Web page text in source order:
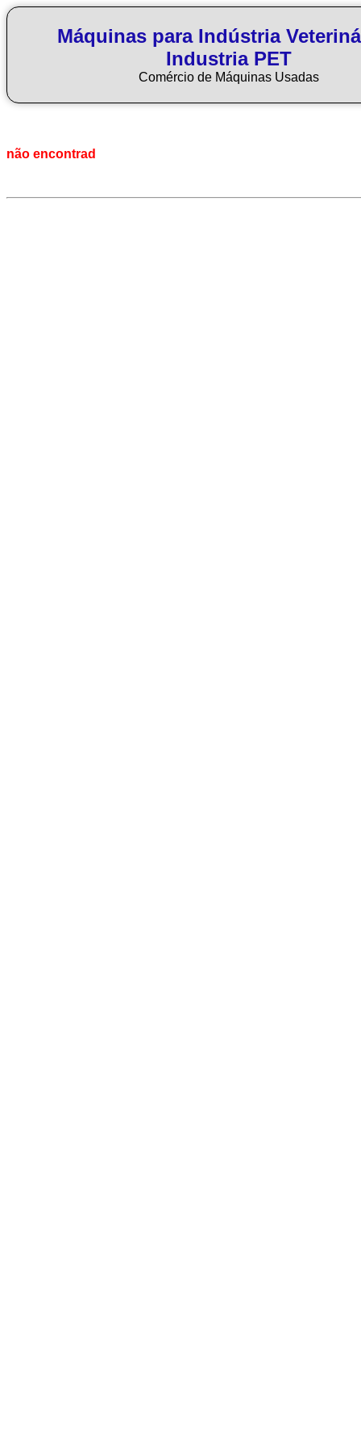
Máquinas para Indústria
Industria PET
Comércio de Máquinas Usadas
não encontrad